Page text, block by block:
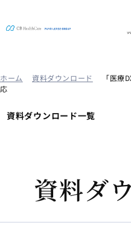
ソ
ホーム 資料ダウンロード
「医療
応
資料ダウンロード一覧
資料ダ